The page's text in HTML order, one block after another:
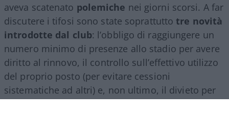
aveva scatenato polemiche nei giorni scorsi. A far
discutere i tifosi sono state soprattutto tre novità
introdotte dal club: l’obbligo di raggiungere un
numero minimo di presenze allo stadio per avere
diritto al rinnovo, il controllo sull’effettivo utilizzo
del proprio posto (per evitare cessioni
sistematiche ad altri) e, non ultimo, il divieto per